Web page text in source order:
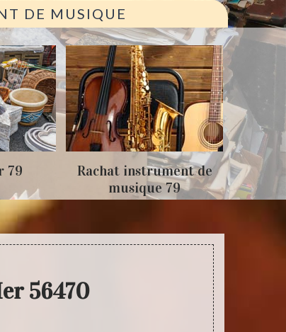
DE MUSIQUE
79
Rachat instrument de
musique 79
56470